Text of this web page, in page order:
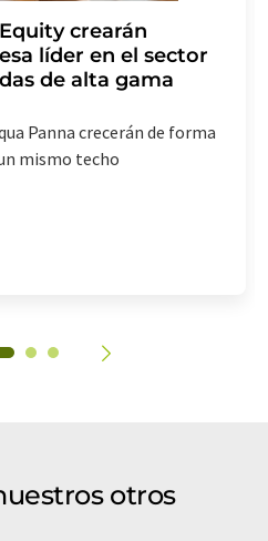
crearán
líder en el sector
de alta gama
Panna crecerán de forma
mismo techo
otros